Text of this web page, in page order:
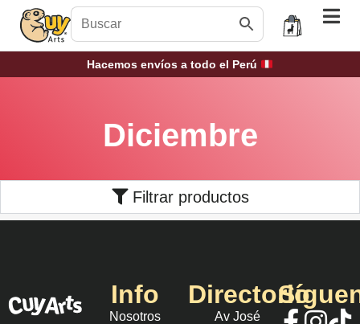
Hacemos envíos a todo el Perú
Diciembre
Filtrar productos
Info
Nosotros
Directorio
Av José